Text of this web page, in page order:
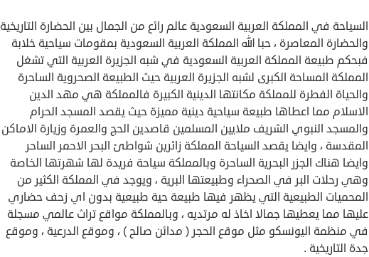
السياحة في المملكة العربية السعودية عالم رائع من الجمال بين الحضارة التاريخية
والحضارة المعاصرة ، حبا الله المملكة العربية السعودية بمقومات سياحية خلابة
فبحكم طبيعة المملكة العربية السعودية في شبه الجزيرة العربية التي تشغل
المملكة المساحة الكبرى لشبه الجزيرة العربية حيث الطبيعة الصحروية الساحرة
والحياة الفطرة للمملكة مكانتها الدينية الكبيرة فالمملكة هي مهد الدين
الاسلام مما اعطاها طبيعة سياحية دينية مميزة حيث يقصد المسجد الحرام
والمسجد النبوي الشريف ملايين المسلمين قاصدين الحج والعمرة وزيارة الاماكن
المقدسة ، وايضا يقصد السياحة المملكة زائرين شواطئ البحر الاحمر الساحر
وايضا هناك الجزر البحرية الساحرة وبالمملكة سياحة فريدة لها شهرتها الخاصة
وهي رحلات البر في الصحراء وطبيعتها البرية ، ويوجد في المملكة الكثير من
المحميات الطبيعية التي يظهر فيها طبيعة حية طبيعية بدون اي زحف حضاري
عليها مما يعطيها جمالا اخاذ له مرتديه ، وبالمملكة مواقع تراث عالمي مسجلة
في منظمة اليونسكو مثل موقع الحجر ( مدائن صالح ) ، وموقع الدرعية ، وموقع
جدة التاريخية .